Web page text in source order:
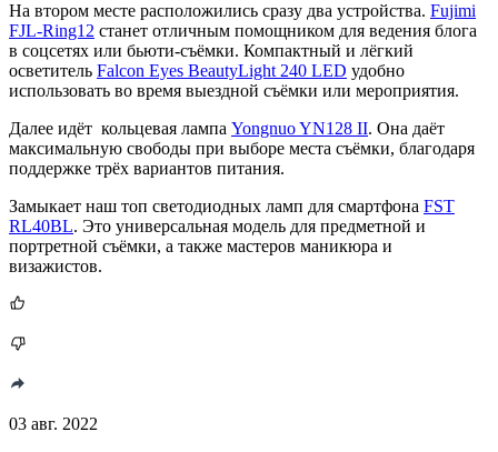
На втором месте расположились сразу два устройства. Fujimi
FJL-Ring12 станет отличным помощником для ведения блога
в соцсетях или бьюти-съёмки. Компактный и лёгкий
осветитель Falcon Eyes BeautyLight 240 LED удобно
использовать во время выездной съёмки или мероприятия.
Далее идёт кольцевая лампа Yongnuo YN128 II. Она даёт
максимальную свободы при выборе места съёмки, благодаря
поддержке трёх вариантов питания.
Замыкает наш топ светодиодных ламп для смартфона FST
RL40BL. Это универсальная модель для предметной и
портретной съёмки, а также мастеров маникюра и
визажистов.
03 авг. 2022